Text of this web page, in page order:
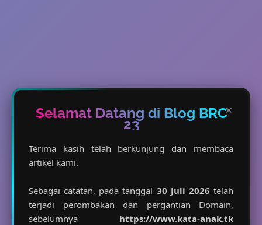
×
Selamat Datang di Blog BRC
23
Terima kasih telah berkunjung dan membaca
artikel kami.
Sebagai catatan, pada tanggal 30 Juli 2026 telah
terjadi perombakan dan pergantian Domain,
sebelumnya https://www.kata-anak.tk